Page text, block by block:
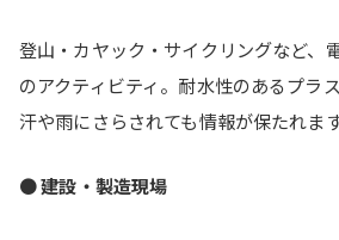
登山・カヤック・サイクリングなど、
のアクティビティ。耐水性のあるプラ
汗や雨にさらされても情報が保たれます
●建設・製造現場